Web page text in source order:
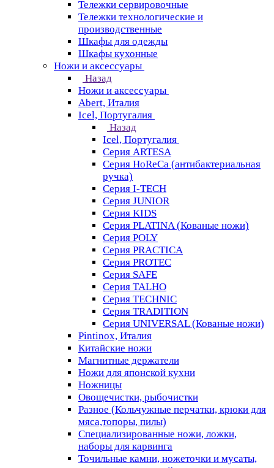
Тележки сервировочные
Тележки технологические и
производственные
Шкафы для одежды
Шкафы кухонные
Ножи и аксессуары
Назад
Ножи и аксессуары
Abert, Италия
Icel, Португалия
Назад
Icel, Португалия
Серия ARTESA
Серия HoReCa (антибактериальная
ручка)
Серия I-TECH
Серия JUNIOR
Серия KIDS
Серия PLATINA (Кованые ножи)
Серия POLY
Серия PRACTICA
Серия PROTEC
Серия SAFE
Серия TALHO
Серия TECHNIC
Серия TRADITION
Серия UNIVERSAL (Кованые ножи)
Pintinox, Италия
Китайские ножи
Магнитные держатели
Ножи для японской кухни
Ножницы
Овощечистки, рыбочистки
Разное (Кольчужные перчатки, крюки для
мяса,топоры, пилы)
Специализированные ножи, ложки,
наборы для карвинга
Точильные камни, ножеточки и мусаты,